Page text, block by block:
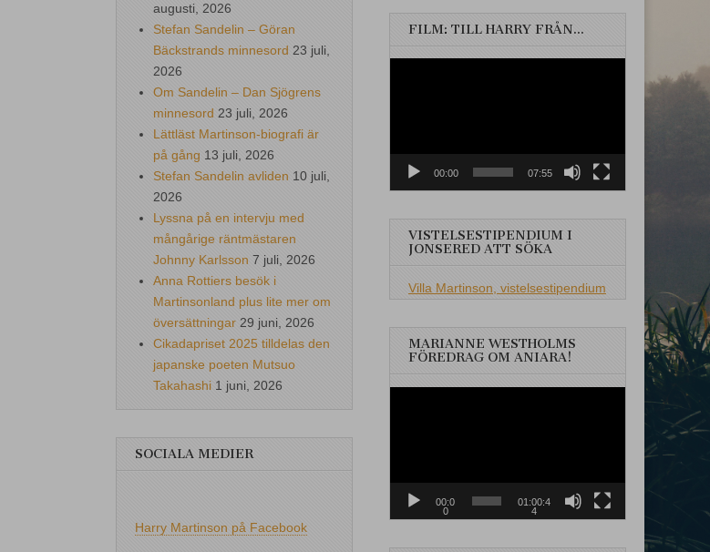
augusti, 2026
Stefan Sandelin – Göran
Bäckstrands minnesord 23 juli,
2026
Om Sandelin – Dan Sjögrens
minnesord 23 juli, 2026
Lättläst Martinson-biografi är
på gång 13 juli, 2026
Stefan Sandelin avliden 10 juli,
2026
Lyssna på en intervju med
mångårige räntmästaren
Johnny Karlsson 7 juli, 2026
Anna Rottiers besök i
Martinsonland plus lite mer om
översättningar 29 juni, 2026
Cikadapriset 2025 tilldelas den
japanske poeten Mutsuo
Takahashi 1 juni, 2026
SOCIALA MEDIER
Harry Martinson på Facebook
FILM: TILL HARRY FRÅN…
00:00 07:55
VISTELSESTIPENDIUM I
JONSERED ATT SÖKA
Villa Martinson, vistelsestipendium
MARIANNE WESTHOLMS
FÖREDRAG OM ANIARA!
00:0
0
01:00:4
4